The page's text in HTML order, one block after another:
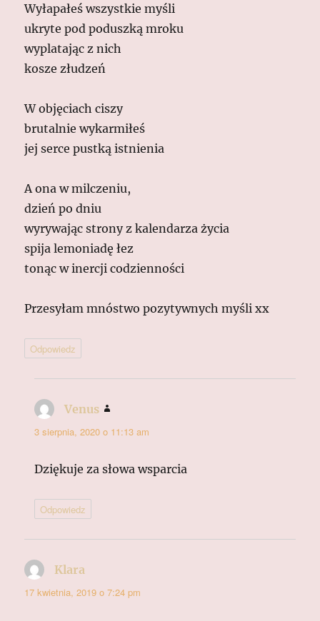
Wyłapałeś wszys­tkie myśli
uk­ry­te pod po­duszką mroku
wyp­la­tając z nich
kosze złudzeń
W objęciach ciszy
bru­tal­nie wykarmiłeś
jej ser­ce pus­tką istnienia
A ona w milczeniu,
dzień po dniu
wy­rywając stro­ny z ka­len­darza życia
spi­ja le­moniadę łez
tonąc w iner­cji codzienności
Przesyłam mnóstwo pozytywnych myśli xx
Odpowiedz
Venus
3 sierpnia, 2020 o 11:13 am
Dziękuje za słowa wsparcia
Odpowiedz
Klara
17 kwietnia, 2019 o 7:24 pm